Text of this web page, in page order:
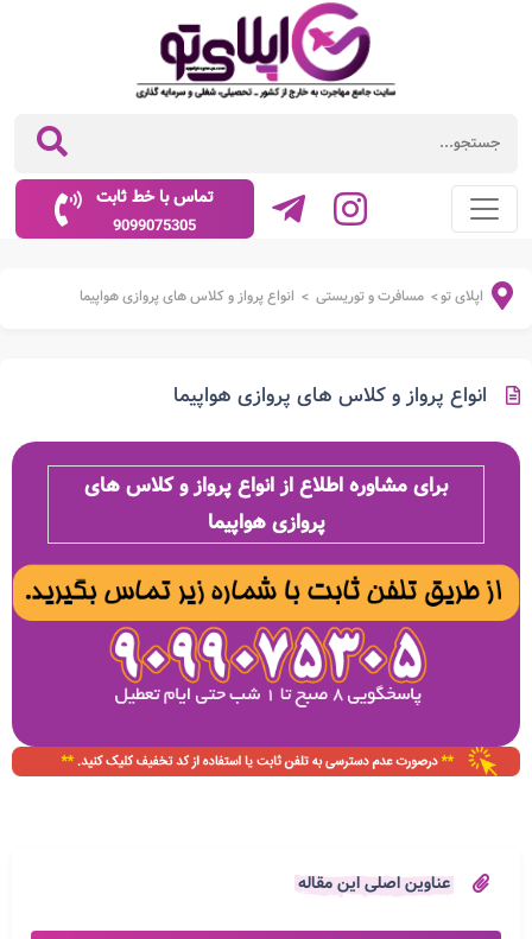
تماس با خط ثابت
9099075305
اپلای تو> مسافرت و توریستی > انواع پرواز و کلاس های پروازی هواپیما
انواع پرواز و کلاس های پروازی هواپیما
برای مشاوره اطلاع از انواع پرواز و کلاس های
پروازی هواپیما
عناوین اصلی این مقاله